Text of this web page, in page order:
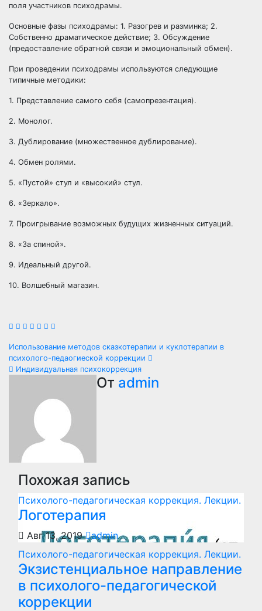
поля участников психодрамы.
Основные фазы психодрамы: 1. Разогрев и разминка; 2.
Собственно драматическое действие; 3. Обсуждение
(предоставление обратной связи и эмоциональный обмен).
При проведении психодрамы используются следующие
типичные методики:
1. Представление самого себя (самопрезентация).
2. Монолог.
3. Дублирование (множественное дублирование).
4. Обмен ролями.
5. «Пустой» стул и «высокий» стул.
6. «Зеркало».
7. Проигрывание возможных будущих жизненных ситуаций.
8. «За спиной».
9. Идеальный другой.
10. Волшебный магазин.
Навигация
по
записям
Использование методов сказкотерапии и куклотерапии в
психолого-педаогиеской коррекции
Индивидуальная психокоррекция
От admin
Похожая запись
Психолого-педагогическая коррекция. Лекции.
Логотерапия
Авг 13, 2019 admin
Психолого-педагогическая коррекция. Лекции.
Экзистенциальное направление
в психолого-педагогической
коррекции